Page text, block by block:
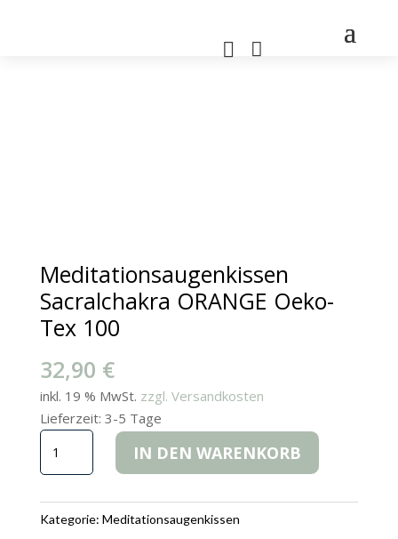
 
Meditationsaugenkissen
Sacralchakra ORANGE Oeko-
Tex 100
32,90 €
inkl. 19 % MwSt. zzgl. Versandkosten
Lieferzeit: 3-5 Tage
Meditationsaugenkissen
Sacralchakra
Oeko-
Tex
IN DEN WARENKORB
Kategorie: Meditationsaugenkissen